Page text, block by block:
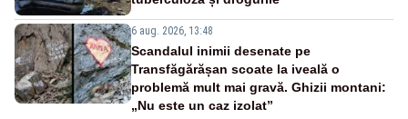
6 aug. 2026, 13:48
Scandalul inimii desenate pe
Transfăgărășan scoate la iveală o
problemă mult mai gravă. Ghizii montani:
„Nu este un caz izolat”